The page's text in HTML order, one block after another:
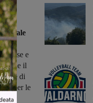
ideale
suo
e
anche il
di
per le